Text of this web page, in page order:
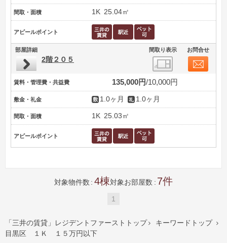
間取・面積 1K 25.04㎡
アピールポイント
部屋詳細 間取り表示 お問合せ
2階２０５
賃料・管理費・共益費 135,000円 10,000円
敷金・礼金 1.0ヶ月 1.0ヶ月
間取・面積 1K 25.03㎡
アピールポイント
対象物件数 4 対象お部屋数 7
1
「三井の賃貸」レジデントファーストトップ  キーワードトップ 
目黒区 １Ｋ １５万円以下